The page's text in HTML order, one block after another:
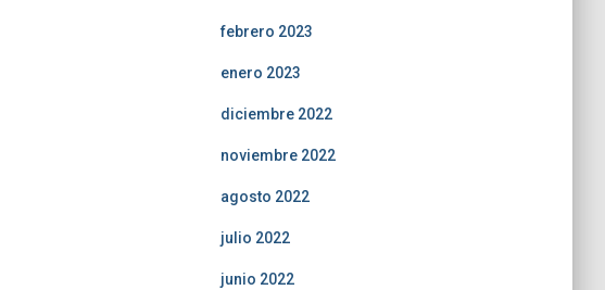
febrero 2023
enero 2023
diciembre 2022
noviembre 2022
agosto 2022
julio 2022
junio 2022